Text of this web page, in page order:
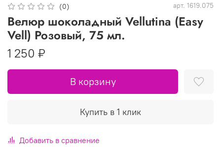
(0) арт. 1619.075
Велюр шоколадный Vellutina (Easy
Vell) Розовый, 75 мл.
1 250 ₽
В корзину
Купить в 1 клик
Добавить в сравнение